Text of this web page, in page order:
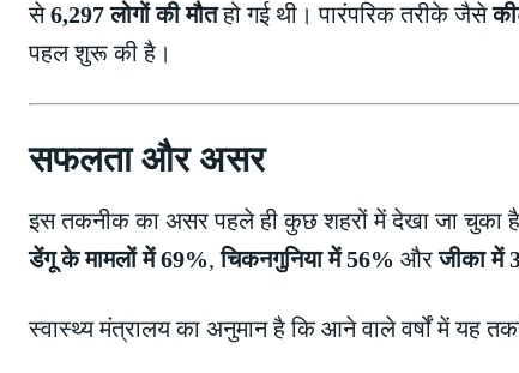
से6,297 लोगों की मौतहो गई थी। पारंपरिक तरीके जैसे
पहल शुरू की है।
सफलता और असर
इस तकनीक का असर पहले ही कुछ शहरों में देखा जा चुका
डेंगू के मामलों में 69%,चिकनगुनिया में 56% औरजीका में
स्वास्थ्य मंत्रालय का अनुमान है कि आने वाले वर्षों में यह